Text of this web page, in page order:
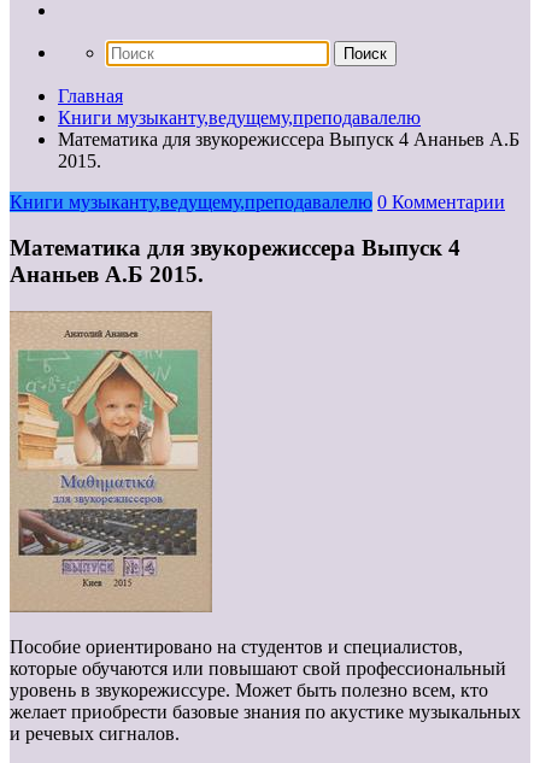
Главная
Книги музыканту,ведущему,преподавалелю
Математика для звукорежиссера Выпуск 4 Ананьев А.Б
2015.
Книги музыканту,ведущему,преподавалелю 0 Комментарии
Математика для звукорежиссера Выпуск 4
Ананьев А.Б 2015.
Пособие ориентировано на студентов и специалистов,
которые обучаются или повышают свой профессиональный
уровень в звукорежиссуре. Может быть полезно всем, кто
желает приобрести базовые знания по акустике музыкальных
и речевых сигналов.